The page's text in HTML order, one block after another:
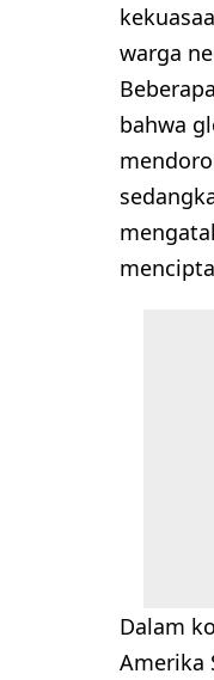
warga
bahwa
Dalam
Amerika